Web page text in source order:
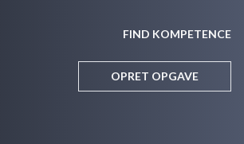
FIND KOMPETENCE
OPRET OPGAVE